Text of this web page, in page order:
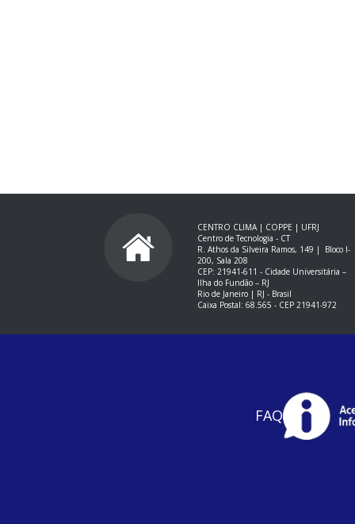
CENTRO CLIMA | COPPE | UFRJ
Centro de Tecnologia - CT
R. Athos da Silveira Ramos, 149 |
Bloco I-
200, Sala 208
CEP: 21941-611 - Cidade Universitária –
Ilha do Fundão – RJ
Rio de Janeiro | RJ - Brasil
Caixa Postal: 68.565 - CEP 21941-972
FAQ